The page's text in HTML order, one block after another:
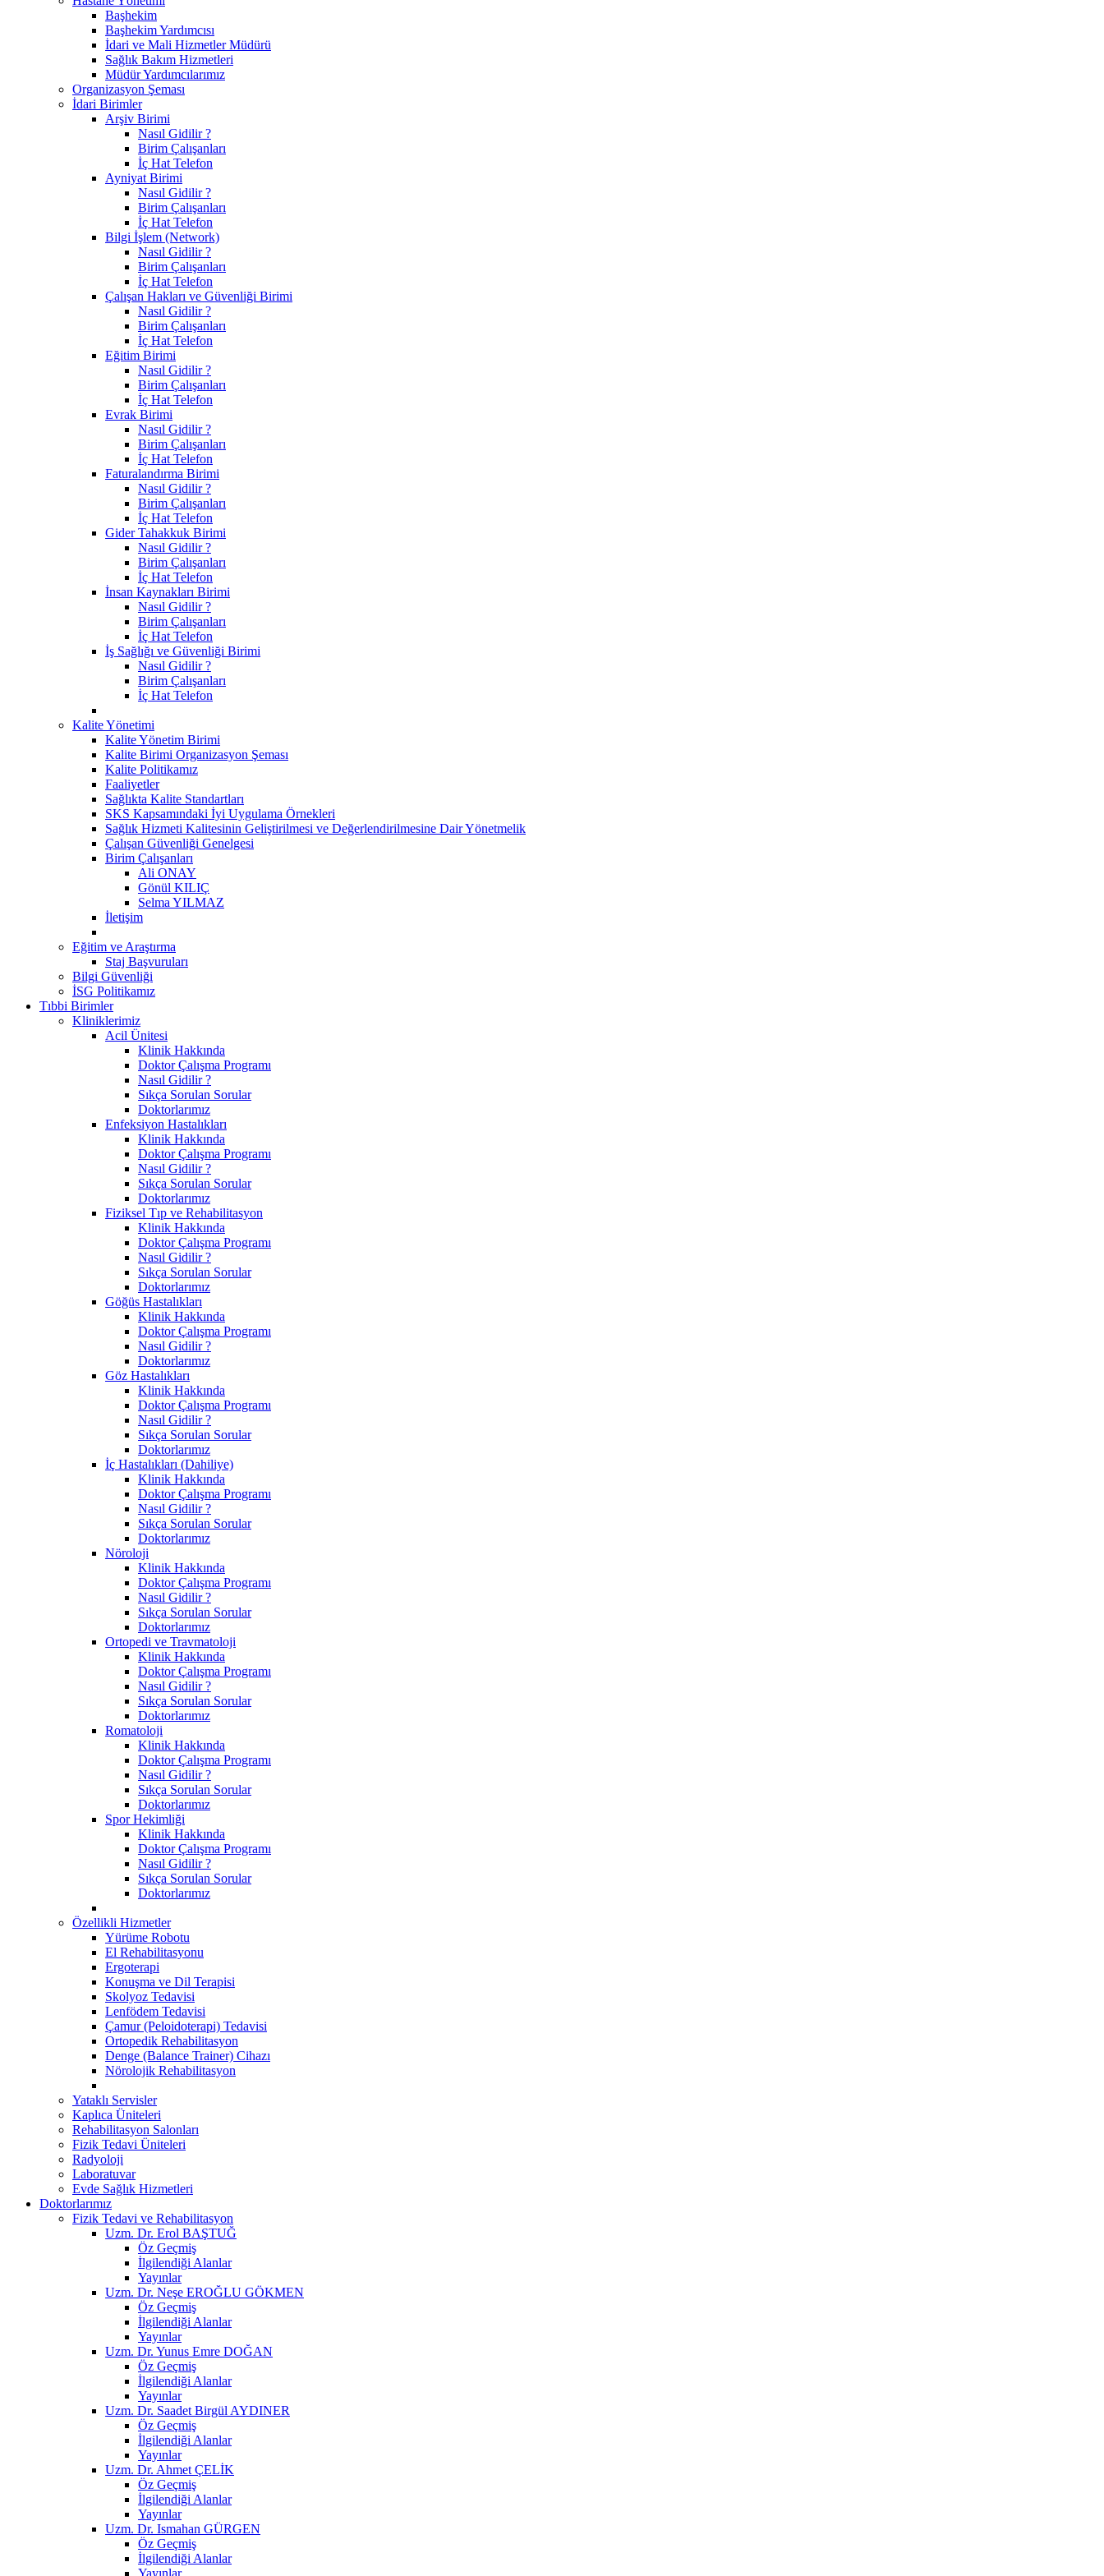
Başhekim
Başhekim Yardımcısı
İdari ve Mali Hizmetler Müdürü
Sağlık Bakım Hizmetleri
Müdür Yardımcılarımız
Organizasyon Şeması
İdari Birimler
Arşiv Birimi
Nasıl Gidilir ?
Birim Çalışanları
İç Hat Telefon
Ayniyat Birimi
Nasıl Gidilir ?
Birim Çalışanları
İç Hat Telefon
Bilgi İşlem (Network)
Nasıl Gidilir ?
Birim Çalışanları
İç Hat Telefon
Çalışan Hakları ve Güvenliği Birimi
Nasıl Gidilir ?
Birim Çalışanları
İç Hat Telefon
Eğitim Birimi
Nasıl Gidilir ?
Birim Çalışanları
İç Hat Telefon
Evrak Birimi
Nasıl Gidilir ?
Birim Çalışanları
İç Hat Telefon
Faturalandırma Birimi
Nasıl Gidilir ?
Birim Çalışanları
İç Hat Telefon
Gider Tahakkuk Birimi
Nasıl Gidilir ?
Birim Çalışanları
İç Hat Telefon
İnsan Kaynakları Birimi
Nasıl Gidilir ?
Birim Çalışanları
İç Hat Telefon
İş Sağlığı ve Güvenliği Birimi
Nasıl Gidilir ?
Birim Çalışanları
İç Hat Telefon
Kalite Yönetimi
Kalite Yönetim Birimi
Kalite Birimi Organizasyon Şeması
Kalite Politikamız
Faaliyetler
Sağlıkta Kalite Standartları
SKS Kapsamındaki İyi Uygulama Örnekleri
Sağlık Hizmeti Kalitesinin Geliştirilmesi ve Değerlendirilmesine Dair Yönetmelik
Çalışan Güvenliği Genelgesi
Birim Çalışanları
Ali ONAY
Gönül KILIÇ
Selma YILMAZ
İletişim
Eğitim ve Araştırma
Staj Başvuruları
Bilgi Güvenliği
İSG Politikamız
Tıbbi Birimler
Kliniklerimiz
Acil Ünitesi
Klinik Hakkında
Doktor Çalışma Programı
Nasıl Gidilir ?
Sıkça Sorulan Sorular
Doktorlarımız
Enfeksiyon Hastalıkları
Klinik Hakkında
Doktor Çalışma Programı
Nasıl Gidilir ?
Sıkça Sorulan Sorular
Doktorlarımız
Fiziksel Tıp ve Rehabilitasyon
Klinik Hakkında
Doktor Çalışma Programı
Nasıl Gidilir ?
Sıkça Sorulan Sorular
Doktorlarımız
Göğüs Hastalıkları
Klinik Hakkında
Doktor Çalışma Programı
Nasıl Gidilir ?
Doktorlarımız
Göz Hastalıkları
Klinik Hakkında
Doktor Çalışma Programı
Nasıl Gidilir ?
Sıkça Sorulan Sorular
Doktorlarımız
İç Hastalıkları (Dahiliye)
Klinik Hakkında
Doktor Çalışma Programı
Nasıl Gidilir ?
Sıkça Sorulan Sorular
Doktorlarımız
Nöroloji
Klinik Hakkında
Doktor Çalışma Programı
Nasıl Gidilir ?
Sıkça Sorulan Sorular
Doktorlarımız
Ortopedi ve Travmatoloji
Klinik Hakkında
Doktor Çalışma Programı
Nasıl Gidilir ?
Sıkça Sorulan Sorular
Doktorlarımız
Romatoloji
Klinik Hakkında
Doktor Çalışma Programı
Nasıl Gidilir ?
Sıkça Sorulan Sorular
Doktorlarımız
Spor Hekimliği
Klinik Hakkında
Doktor Çalışma Programı
Nasıl Gidilir ?
Sıkça Sorulan Sorular
Doktorlarımız
Özellikli Hizmetler
Yürüme Robotu
El Rehabilitasyonu
Ergoterapi
Konuşma ve Dil Terapisi
Skolyoz Tedavisi
Lenfödem Tedavisi
Çamur (Peloidoterapi) Tedavisi
Ortopedik Rehabilitasyon
Denge (Balance Trainer) Cihazı
Nörolojik Rehabilitasyon
Yataklı Servisler
Kaplıca Üniteleri
Rehabilitasyon Salonları
Fizik Tedavi Üniteleri
Radyoloji
Laboratuvar
Evde Sağlık Hizmetleri
Doktorlarımız
Fizik Tedavi ve Rehabilitasyon
Uzm. Dr. Erol BAŞTUĞ
Öz Geçmiş
İlgilendiği Alanlar
Yayınlar
Uzm. Dr. Neşe EROĞLU GÖKMEN
Öz Geçmiş
İlgilendiği Alanlar
Yayınlar
Uzm. Dr. Yunus Emre DOĞAN
Öz Geçmiş
İlgilendiği Alanlar
Yayınlar
Uzm. Dr. Saadet Birgül AYDINER
Öz Geçmiş
İlgilendiği Alanlar
Yayınlar
Uzm. Dr. Ahmet ÇELİK
Öz Geçmiş
İlgilendiği Alanlar
Yayınlar
Uzm. Dr. Ismahan GÜRGEN
Öz Geçmiş
İlgilendiği Alanlar
Yayınlar